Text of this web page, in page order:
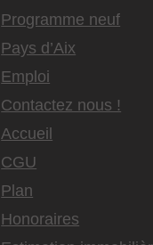
Programme neuf
Pays d’Aix
Emploi
Contactez nous !
Accueil
CGU
Plan
Honoraires